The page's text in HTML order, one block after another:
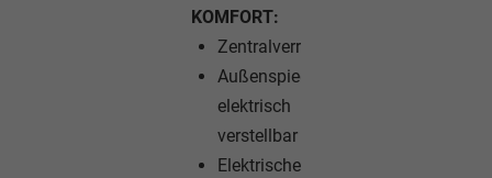
KOMFORT:
Zentralverriegelung
Außenspiegel
elektrisch
verstellbar
Elektrische